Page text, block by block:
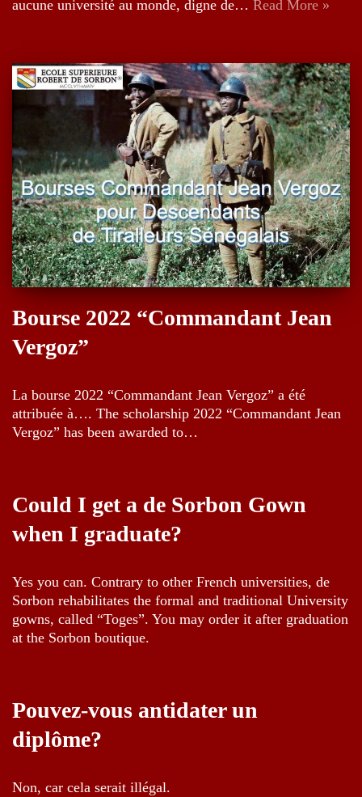
aucune université au monde, digne de… Read More »
Bourse 2022 “Commandant Jean
Vergoz”
La bourse 2022 “Commandant Jean Vergoz” a été
attribuée à…. The scholarship 2022 “Commandant Jean
Vergoz” has been awarded to…
Could I get a de Sorbon Gown
when I graduate?
Yes you can. Contrary to other French universities, de
Sorbon rehabilitates the formal and traditional University
gowns, called “Toges”. You may order it after graduation
at the Sorbon boutique.
Pouvez-vous antidater un
diplôme?
Non, car cela serait illégal.